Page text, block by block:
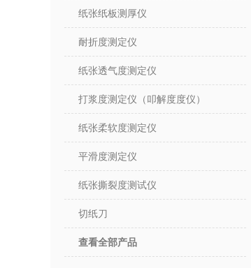
纸张纸板测厚仪
耐折度测定仪
纸张透气度测定仪
打浆度测定仪（叩解度度仪）
纸张柔软度测定仪
平滑度测定仪
纸张撕裂度测试仪
切纸刀
查看全部产品